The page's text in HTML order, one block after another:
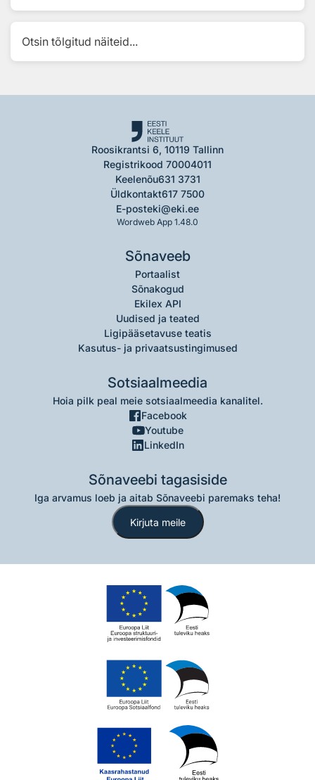
Otsin tõlgitud näiteid...
Roosikrantsi 6, 10119 Tallinn
Registrikood 70004011
Keelenõu631 3731
Üldkontakt617 7500
E-posteki@eki.ee
Wordweb App 1.48.0
Sõnaveeb
Portaalist
Sõnakogud
Ekilex API
Uudised ja teated
Ligipääsetavuse teatis
Kasutus- ja privaatsustingimused
Sotsiaalmeedia
Hoia pilk peal meie sotsiaalmeedia kanalitel.
Facebook
Youtube
LinkedIn
Sõnaveebi tagasiside
Iga arvamus loeb ja aitab Sõnaveebi paremaks teha!
Kirjuta meile